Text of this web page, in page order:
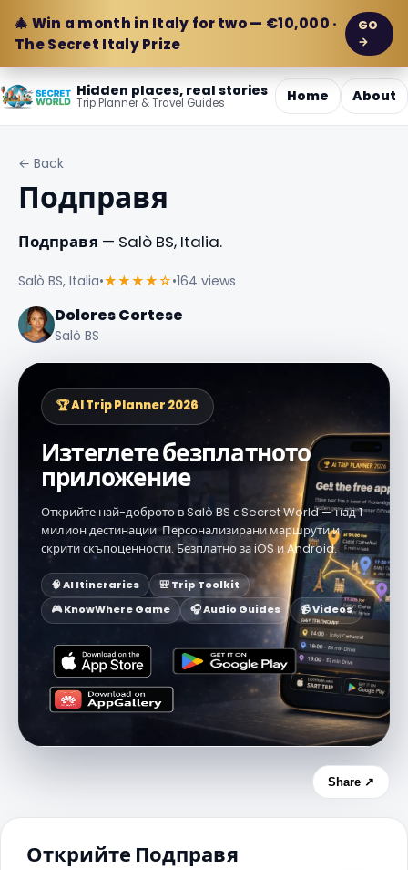
🎄 Win a month in Italy for two — €10,000 ·
The Secret Italy Prize
GO
→
Hidden places, real stories
Trip Planner & Travel Guides Home About
← Back
Подправя
Подправя — Salò BS, Italia.
Salò BS, Italia•★★★★☆•164 views
Dolores Cortese
Salò BS
🏆 AI Trip Planner 2026
Изтеглете безплатното
приложение
Открийте най-доброто в Salò BS с Secret World — над 1
милион дестинации. Персонализирани маршрути и
скрити скъпоценности. Безплатно за iOS и Android.
🧠 AI Itineraries
🎒 Trip Toolkit
🎮 KnowWhere Game
🎧 Audio Guides 📹 Videos
Share ↗
Открийте Подправя